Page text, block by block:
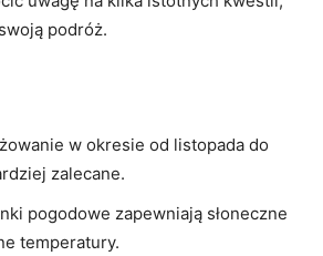
podróż.
w okresie ‍od listopada do
⁣zalecane.
pogodowe ⁢zapewniają ‌słoneczne
temperatury.